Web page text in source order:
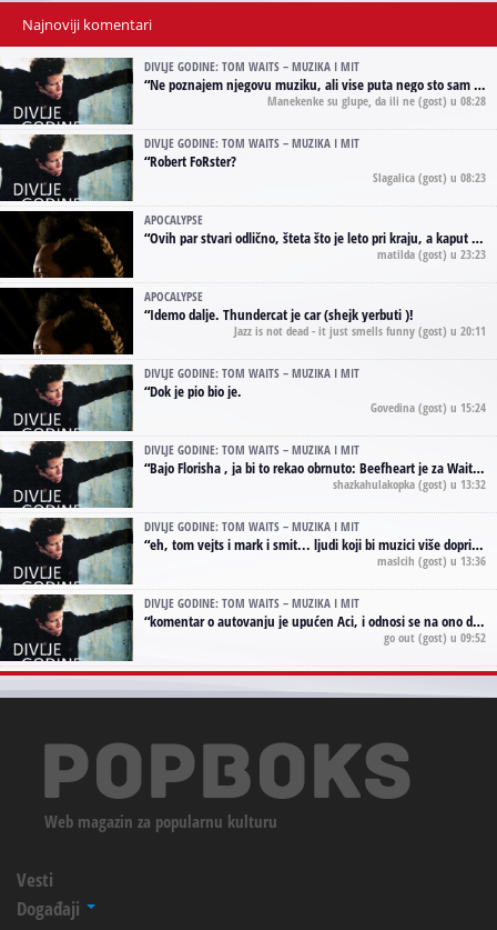
Najnoviji komentari
DIVLJE GODINE: TOM WAITS – MUZIKA I MIT
“Ne poznajem njegovu muziku, ali vise puta nego sto sam to zazeleo gledao sam njegove umjetnicke slike na raznim stranama interneta. Te stoga zakljucujem da je Tom Waits Lady Gaga muzike namrstenih, ma
Manekenke su glupe, da ili ne (gost) u 08:28
DIVLJE GODINE: TOM WAITS – MUZIKA I MIT
“Robert FoRster?
Slagalica (gost) u 08:23
APOCALYPSE
“Ovih par stvari odlično, šteta što je leto pri kraju, a kaput koji te vervoatno podseća na pirotski ćilim je iz tradicije Navaho indijanaca ;)
matilda (gost) u 23:23
APOCALYPSE
“Idemo dalje. Thundercat je car (shejk yerbuti )!
Jazz is not dead - it just smells funny (gost) u 20:11
DIVLJE GODINE: TOM WAITS – MUZIKA I MIT
“Dok je pio bio je.
Govedina (gost) u 15:24
DIVLJE GODINE: TOM WAITS – MUZIKA I MIT
“Bajo Florisha , ja bi to rekao obrnuto: Beefheart je za Waitsa, isto sto i Hendrix za Lenny Kravitza
shazkahulakopka (gost) u 13:32
DIVLJE GODINE: TOM WAITS – MUZIKA I MIT
“eh, tom vejts i mark i smit... ljudi koji bi muzici više doprineli da su radili kao vozači tramvaja u gsp-u.
maslcih (gost) u 13:36
DIVLJE GODINE: TOM WAITS – MUZIKA I MIT
“komentar o autovanju je upućen Aci, i odnosi se na ono drugo autovanje...'senzualnost Waitsa' ;)
go out (gost) u 09:52
Web magazin za popularnu kulturu
Vesti
Događaji